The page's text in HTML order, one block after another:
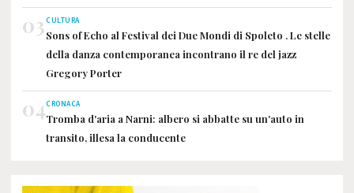
03CULTURA
Sons of Echo al Festival dei Due Mondi di Spoleto . Le stelle
della danza contemporanea incontrano il re del jazz
Gregory Porter
04CRONACA
Tromba d'aria a Narni: albero si abbatte su un'auto in
transito, illesa la conducente